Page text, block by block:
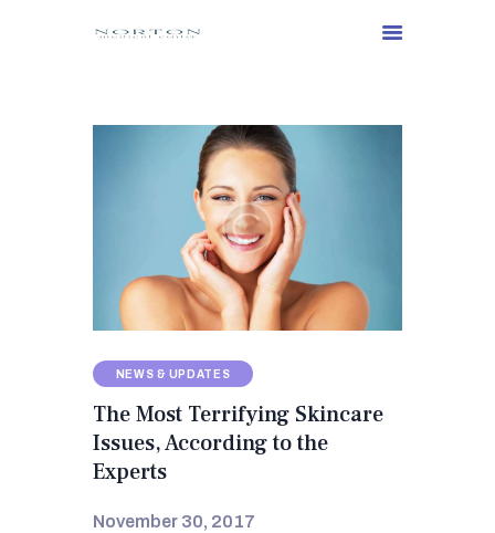
NEWS & UPDATES
The Most Terrifying Skincare
Issues, According to the
Experts
November 30, 2017